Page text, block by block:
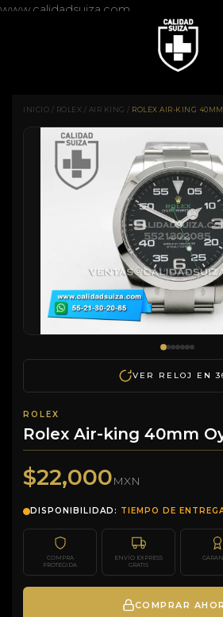
www.calidadsuiza.com
INICIO / ROLEX / AIR KING / ROLEX AIR-KING 40MM
VER RELOJ EN
ROLEX
Rolex Air-king 40mm
$22,000MXN
DISPONIBILIDAD: TIEMPO DE
COMPRA
PROTEGIDA
ENVÍO EXPRESS
GRATIS
COMPRAR